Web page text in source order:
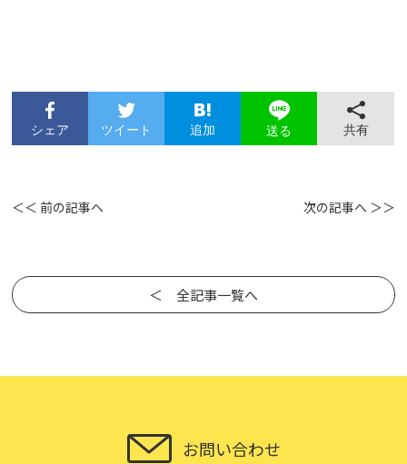
シェア ツイート 追加 送る 共有
＜＜ 前の記事へ 次の記事へ ＞＞
＜ 全記事一覧へ
お問い合わせ